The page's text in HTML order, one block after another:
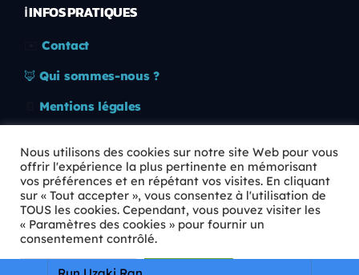
ℹ️ INFOS PRATIQUES
Contact
🦊 Qui sommes-nous ?
Mentions légales
🛡️ RGPD
Copyright © 2026 Animkids. Tous droits réservés.
Nous utilisons des cookies sur notre site Web pour vous
offrir l'expérience la plus pertinente en mémorisant
vos préférences et en répétant vos visites. En cliquant
sur « Tout accepter », vous consentez à l'utilisation de
TOUS les cookies. Cependant, vous pouvez visiter les
« Paramètres des cookies » pour fournir un
consentement contrôlé.
Paramètres Cookie